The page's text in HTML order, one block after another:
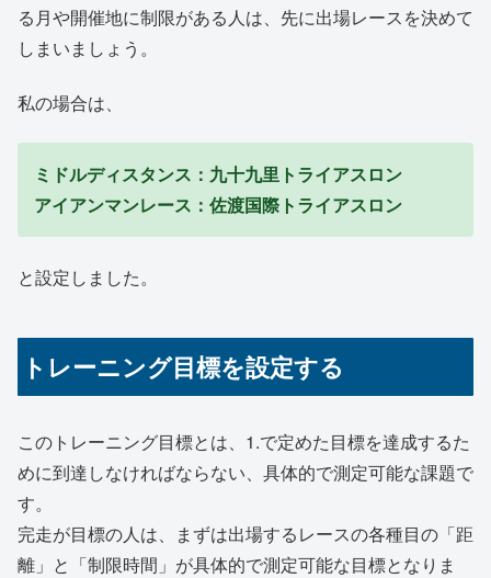
る月や開催地に制限がある人は、先に出場レースを決めて
しまいましょう。
私の場合は、
ミドルディスタンス：九十九里トライアスロン
アイアンマンレース：佐渡国際トライアスロン
と設定しました。
トレーニング目標を設定する
このトレーニング目標とは、1.で定めた目標を達成するた
めに到達しなければならない、具体的で測定可能な課題で
す。
完走が目標の人は、まずは出場するレースの各種目の「距
離」と「制限時間」が具体的で測定可能な目標となりま